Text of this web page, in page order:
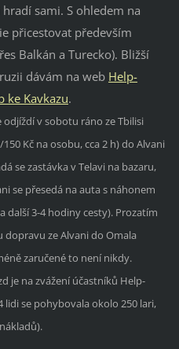
sami. S ohledem na
přicestovat především
Balkán a Turecko). Bližší
dávám na web Help-
ke Kavkazu.
v sobotu ráno ze Tbilisi
Kč na osobu, cca 2 h) do Alvani
se zastávka v Telavi na bazaru,
se přesedá na auta s náhonem
další 3-4 hodiny cesty). Prozatím
ze Alvani do Omala
zaručené to není nikdy.
je na zvážení účastníků Help-
lidi se pohybovala okolo 250 lari,